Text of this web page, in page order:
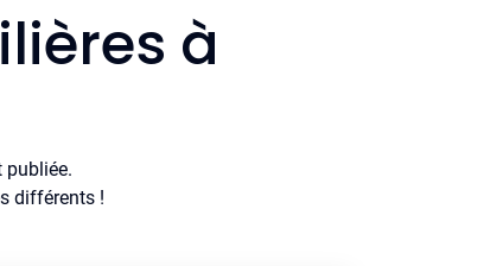
à
publiée.
différents !